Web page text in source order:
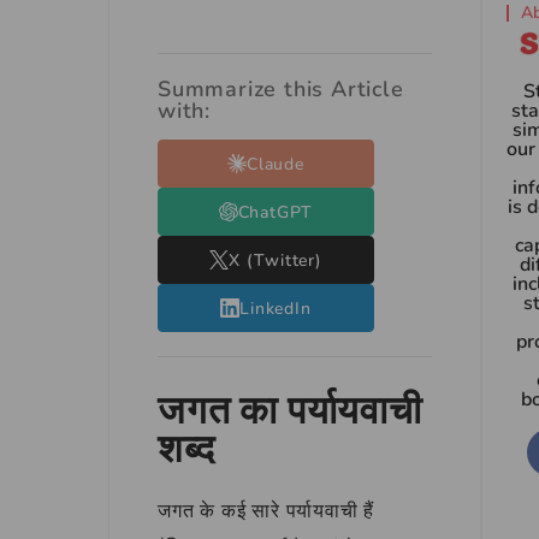
Summarize this Article
with:
Claude
ChatGPT
X (Twitter)
LinkedIn
जगत का पर्यायवाची
शब्द
जगत के कई सारे पर्यायवाची हैं
is